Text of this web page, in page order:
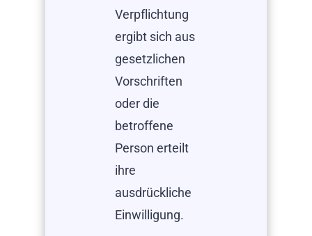
Verpflichtung
ergibt sich aus
gesetzlichen
Vorschriften
oder die
betroffene
Person erteilt
ihre
ausdrückliche
Einwilligung.